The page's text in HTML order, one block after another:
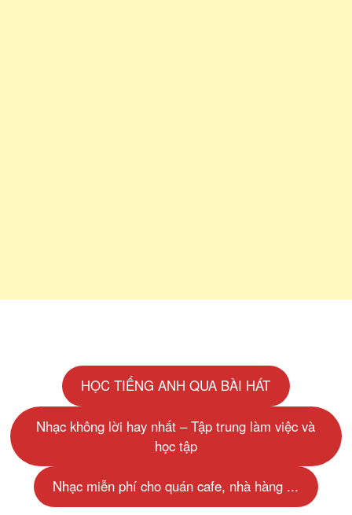
HỌC TIẾNG ANH QUA BÀI HÁT
Nhạc không lời hay nhất – Tập trung làm việc và
học tập
Nhạc miễn phí cho quán cafe, nhà hàng ...